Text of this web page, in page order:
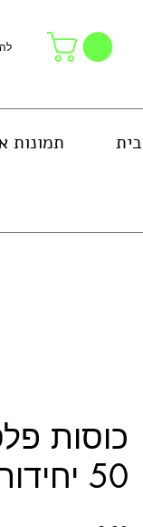
בית תמונות
כוסות
50 יחידות